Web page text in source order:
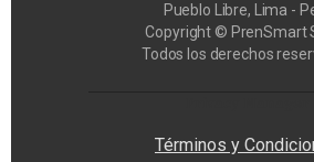
Pueblo Libre, Lima -
Copyright © PrenSmart
Todos los derechos
Términos y